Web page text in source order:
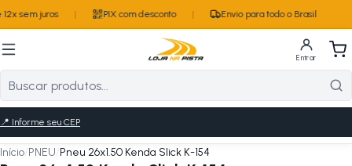
sem juros PIX com desconto Envio para todo o Brasil
Entrar
📍 Informe seu CEP
Início/PNEU/Pneu 26x1.50 Kenda Slick K-154